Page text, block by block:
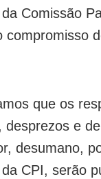
Comissão
compromisso
que os
desprezos e
desumano,
CPI, serão